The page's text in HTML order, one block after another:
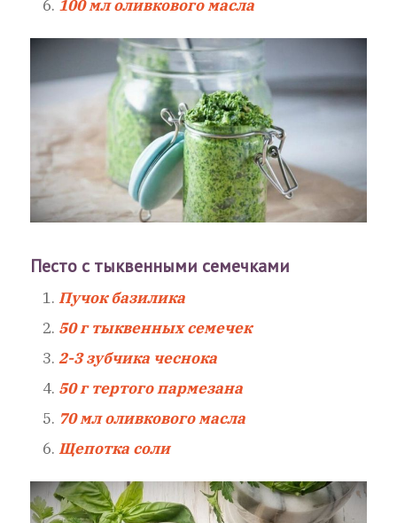
100 мл оливкового масла
Песто с тыквенными семечками
Пучок базилика
50 г тыквенных семечек
2-3 зубчика чеснока
50 г тертого пармезана
70 мл оливкового масла
Щепотка соли